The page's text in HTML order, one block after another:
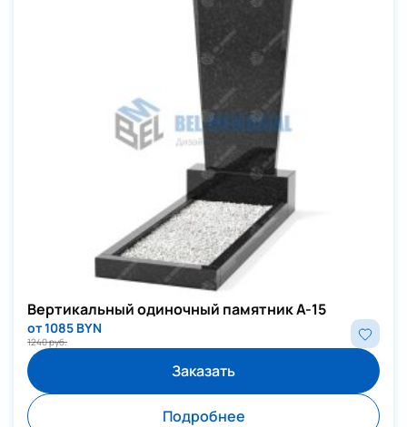
Вертикальный одиночный памятник А-15
от 1085 BYN
1240 руб.
Заказать
Подробнее